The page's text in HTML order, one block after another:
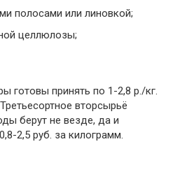
полосами или линовкой;
целлюлозы;
готовы принять по 1-2,8 р./кг.
вторсырьё
берут не везде, да и
2,5 руб. за килограмм.